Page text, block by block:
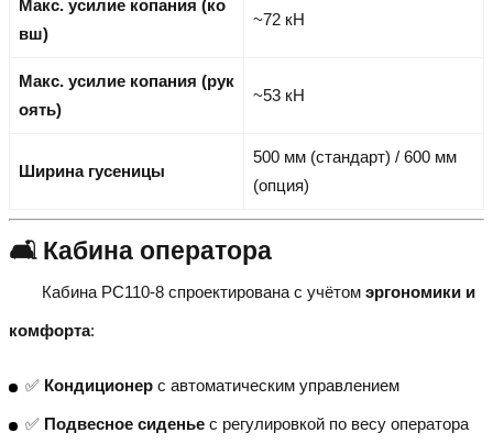
Макс. усилие копания (ко
вш)
~72 кН
Макс. усилие копания (рук
оять)
~53 кН
Ширина гусеницы
500 мм (стандарт) / 600 мм
(опция)
🛋 Кабина оператора
Кабина PC110-8 спроектирована с учётом эргономики и
комфорта:
✅ Кондиционер с автоматическим управлением
✅ Подвесное сиденье с регулировкой по весу оператора